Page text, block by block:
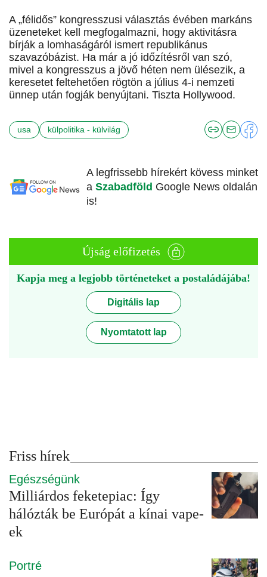
A „félidős” kongresszusi választás évében markáns
üzeneteket kell megfogalmazni, hogy aktivitásra
bírják a lomhaságáról ismert republikánus
szavazóbázist. Ha már a jó időzítésről van szó,
mivel a kongresszus a jövő héten nem ülésezik, a
keresetet feltehetően rögtön a július 4-i nemzeti
ünnep után fogják benyújtani. Tiszta Hollywood.
usa külpolitika - külvilág
A legfrissebb hírekért kövess minket
a Szabadföld Google News oldalán
is!
Újság előfizetés
Kapja meg a legjobb történeteket a postaládájába!
Digitális lap
Nyomtatott lap
Friss hírek
Egészségünk
Milliárdos feketepiac: Így
hálózták be Európát a kínai vape-
ek
Portré